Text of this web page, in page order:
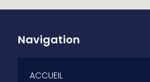
Navigation
ACCUEIL